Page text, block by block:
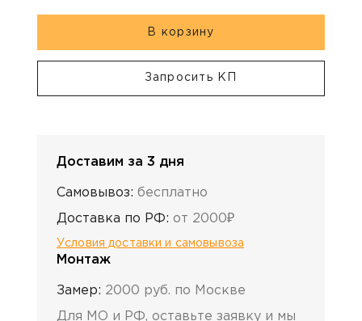
В корзину
Запросить КП
Доставим за 3 дня
Самовывоз: бесплатно
Доставка по РФ: от 2000₽
Условия доставки и самовывоза
Монтаж
Замер: 2000 руб. по Москве
Для МО и РФ, оставьте заявку и мы